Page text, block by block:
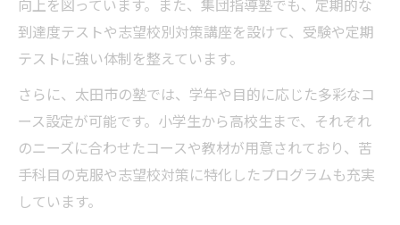
向上を図っています。また、集団指導塾でも、定期的な
到達度テストや志望校別対策講座を設けて、受験や定期
テストに強い体制を整えています。
さらに、太田市の塾では、学年や目的に応じた多彩なコ
ース設定が可能です。小学生から高校生まで、それぞれ
のニーズに合わせたコースや教材が用意されており、苦
手科目の克服や志望校対策に特化したプログラムも充実
しています。